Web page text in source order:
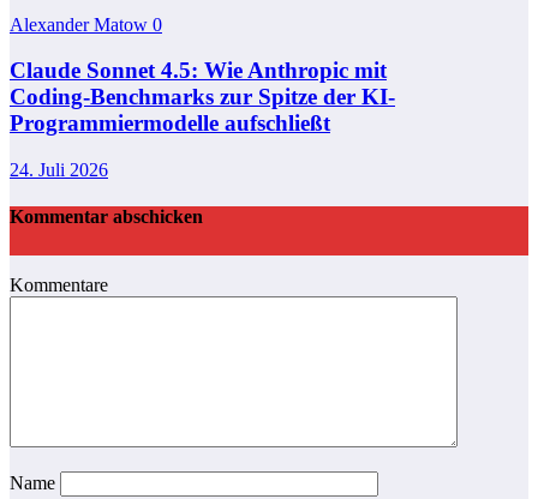
Alexander Matow 0
Claude Sonnet 4.5: Wie Anthropic mit
Coding‑Benchmarks zur Spitze der KI-
Programmiermodelle aufschließt
24. Juli 2026
Kommentar abschicken
Kommentare
Name